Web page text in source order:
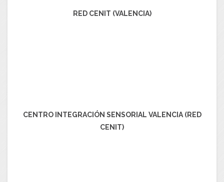
RED CENIT (VALENCIA)
CENTRO INTEGRACIÓN SENSORIAL VALENCIA (RED
CENIT)